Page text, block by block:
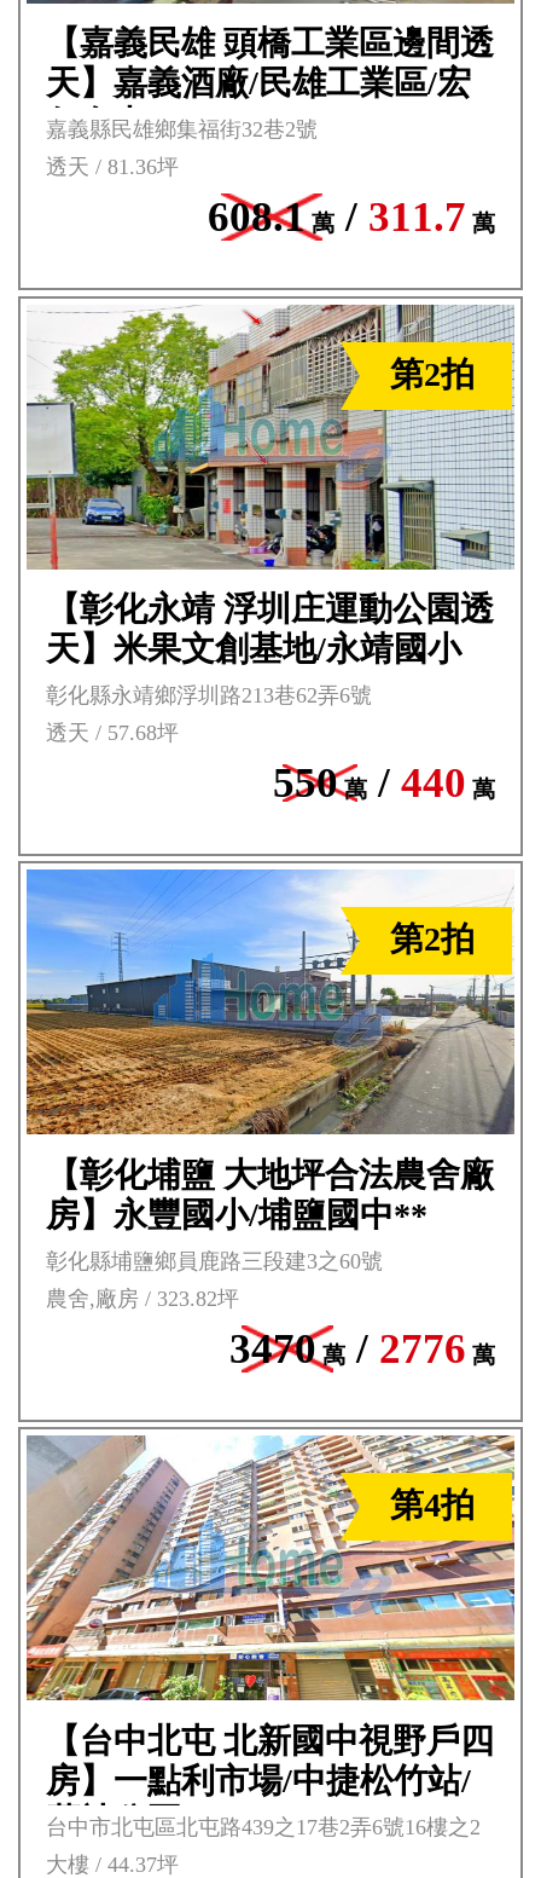
【嘉義民雄 頭橋工業區邊間透
天】嘉義酒廠/民雄工業區/宏
仁女中***
嘉義縣民雄鄉集福街32巷2號
透天 / 81.36坪
608.1 萬 /311.7 萬
第2拍
【彰化永靖 浮圳庄運動公園透
天】米果文創基地/永靖國小
**
彰化縣永靖鄉浮圳路213巷62弄6號
透天 / 57.68坪
550 萬 /440 萬
第2拍
【彰化埔鹽 大地坪合法農舍廠
房】永豐國小/埔鹽國中**
彰化縣埔鹽鄉員鹿路三段建3之60號
農舍,廠房 / 323.82坪
3470 萬 /2776 萬
第4拍
【台中北屯 北新國中視野戶四
房】一點利市場/中捷松竹站/
舊社公園***
台中市北屯區北屯路439之17巷2弄6號16樓之2
大樓 / 44.37坪